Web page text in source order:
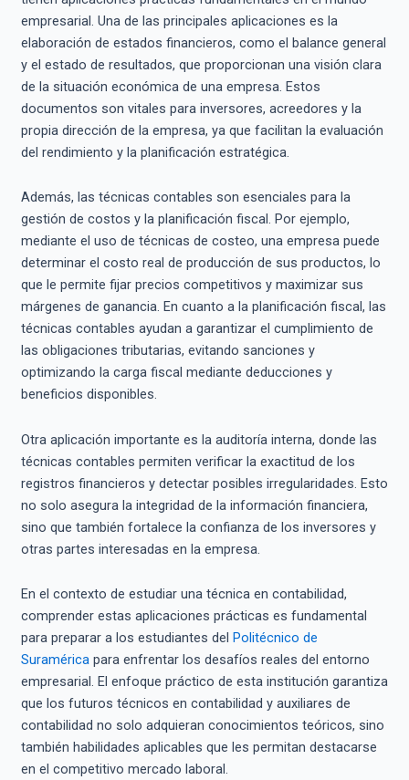
empresarial. Una de las principales aplicaciones es la
elaboración de estados financieros, como el balance general
y el estado de resultados, que proporcionan una visión clara
de la situación económica de una empresa. Estos
documentos son vitales para inversores, acreedores y la
propia dirección de la empresa, ya que facilitan la evaluación
del rendimiento y la planificación estratégica.
Además, las técnicas contables son esenciales para la
gestión de costos y la planificación fiscal. Por ejemplo,
mediante el uso de técnicas de costeo, una empresa puede
determinar el costo real de producción de sus productos, lo
que le permite fijar precios competitivos y maximizar sus
márgenes de ganancia. En cuanto a la planificación fiscal, las
técnicas contables ayudan a garantizar el cumplimiento de
las obligaciones tributarias, evitando sanciones y
optimizando la carga fiscal mediante deducciones y
beneficios disponibles.
Otra aplicación importante es la auditoría interna, donde las
técnicas contables permiten verificar la exactitud de los
registros financieros y detectar posibles irregularidades. Esto
no solo asegura la integridad de la información financiera,
sino que también fortalece la confianza de los inversores y
otras partes interesadas en la empresa.
En el contexto de estudiar una técnica en contabilidad,
comprender estas aplicaciones prácticas es fundamental
para preparar a los estudiantes del Politécnico de
Suraméricapara enfrentar los desafíos reales del entorno
empresarial. El enfoque práctico de esta institución garantiza
que los futuros técnicos en contabilidad y auxiliares de
contabilidad no solo adquieran conocimientos teóricos, sino
también habilidades aplicables que les permitan destacarse
en el competitivo mercado laboral.